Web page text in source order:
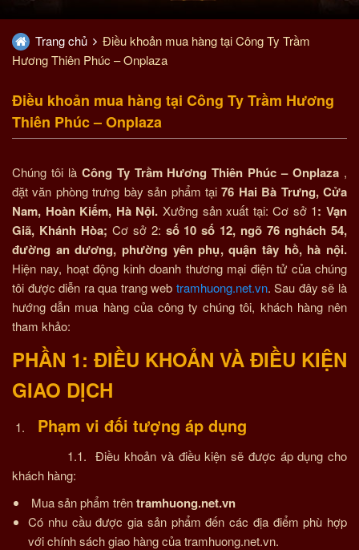
Trang chủ
Điều khoản mua hàng tại Công Ty Trầm
Hương Thiên Phúc – Onplaza
Điều khoản mua hàng tại Công Ty Trầm Hương
Thiên Phúc – Onplaza
Chúng tôi là Công Ty Trầm Hương Thiên Phúc – Onplaza ,
đặt văn phòng trưng bày sản phẩm tại76 Hai Bà Trưng, Cửa
Nam, Hoàn Kiếm, Hà Nội. Xưởng sản xuất tại: Cơ sở 1: Vạn
Giã, Khánh Hòa; Cơ sở 2: số 10 số 12, ngõ 76 nghách 54,
đường an dương, phường yên phụ, quận tây hồ, hà nội.
Hiện nay, hoạt động kinh doanh thương mại điện tử của chúng
tôi được diễn ra qua trang web tramhuong.net.vn. Sau đây sẽ là
hướng dẫn mua hàng của công ty chúng tôi, khách hàng nên
tham khảo:
PHẦN 1: ĐIỀU KHOẢN VÀ ĐIỀU KIỆN
GIAO DỊCH
Phạm vi đối tượng áp dụng
1.1. Điều khoản và điều kiện sẽ được áp dụng cho
khách hàng:
Mua sản phẩm trêntramhuong.net.vn
Có nhu cầu được gia sản phẩm đến các địa điểm phù hợp
với chính sách giao hàng của tramhuong.net.vn.